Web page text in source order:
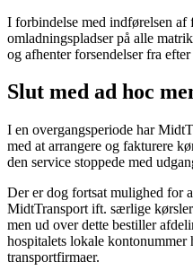
I forbindelse med indførelsen af
omladningspladser på alle
og afhenter forsendelser fra
Slut med ad hoc
I en overgangsperiode har
med at arrangere og fakturere
den service stoppede med
Der er dog fortsat mulighed for
MidtTransport ift. særlige
men ud over dette bestiller
hospitalets lokale
transportfirmaer.